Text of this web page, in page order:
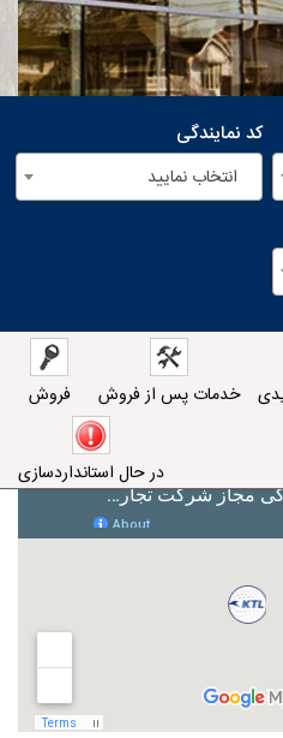
کد نمایندگی
انتخاب نمایید
فروش خدمات پس از فروش
در حال استانداردسازی